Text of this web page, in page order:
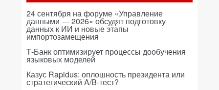
24 сентября на форуме «Управление
данными — 2026» обсудят подготовку
данных к ИИ и новые этапы
импортозамещения
Т-Банк оптимизирует процессы дообучения
языковых моделей
Казус Rapidus: оплошность президента или
стратегический A/B-тест?